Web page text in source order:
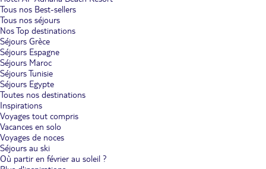
Tous nos Best-sellers
Tous nos séjours
Nos Top destinations
Séjours Grèce
Séjours Espagne
Séjours Maroc
Séjours Tunisie
Séjours Egypte
Toutes nos destinations
Inspirations
Voyages tout compris
Vacances en solo
Voyages de noces
Séjours au ski
Où partir en février au soleil ?